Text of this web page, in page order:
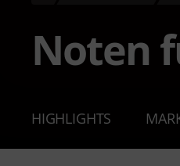
Noten
HIGHLIGHTS